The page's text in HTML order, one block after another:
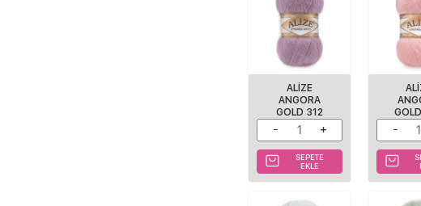
ALIZE
ANGORA
GOLD 312
SEPETE
EKLE